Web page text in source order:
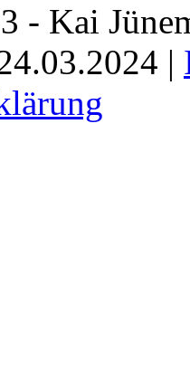
- Kai
|